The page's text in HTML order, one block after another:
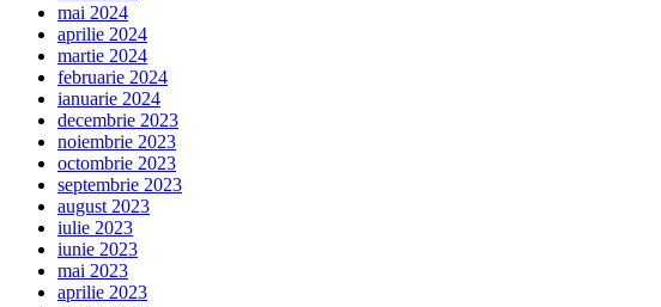
mai 2024
aprilie 2024
martie 2024
februarie 2024
ianuarie 2024
decembrie 2023
noiembrie 2023
octombrie 2023
septembrie 2023
august 2023
iulie 2023
iunie 2023
mai 2023
aprilie 2023